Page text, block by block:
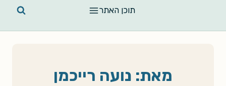
תוכן האתר
מאת: נועה רייכמן